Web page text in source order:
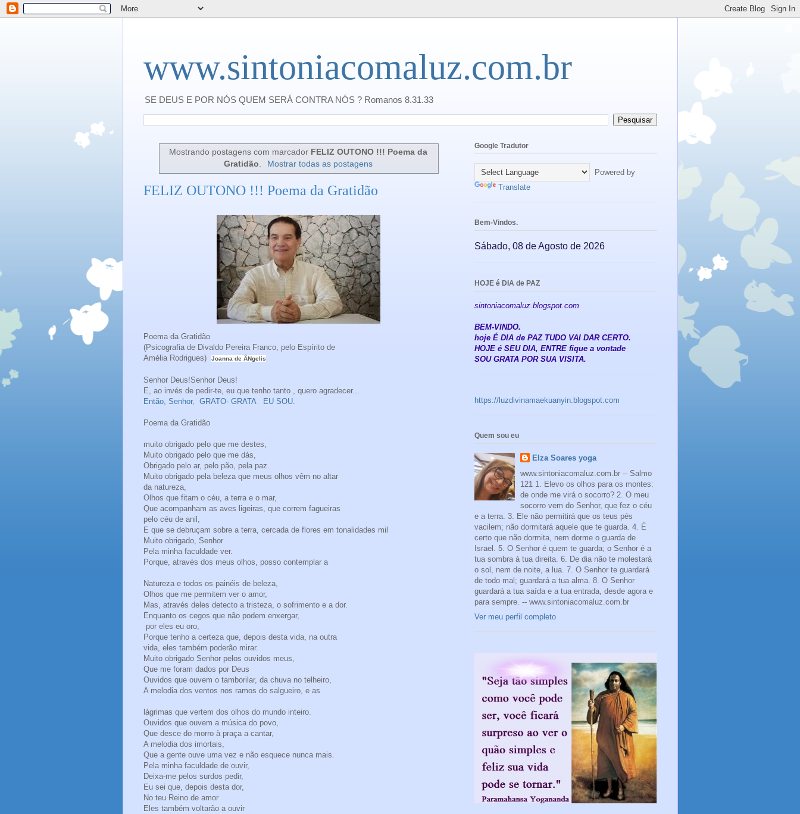
www.sintoniacomaluz.com.br
SE DEUS E POR NÓS QUEM SERÁ CONTRA NÓS ? Romanos 8.31.33
Mostrando postagens com marcador FELIZ OUTONO !!! Poema da
Gratidão. Mostrar todas as postagens
FELIZ OUTONO !!! Poema da Gratidão
Poema da Gratidão
(Psicografia de Divaldo Pereira Franco, pelo Espírito de
Amélia Rodrigues)
Joanna de ÂNgelis
Senhor Deus!Senhor Deus!
E, ao invés de pedir-te, eu que tenho tanto , quero agradecer...
Então, Senhor, GRATO- GRATA EU SOU.
Poema da Gratidão
muito obrigado pelo que me destes,
Muito obrigado pelo que me dás,
Obrigado pelo ar, pelo pão, pela paz.
Muito obrigado pela beleza que meus olhos vêm no altar
da natureza,
Olhos que fitam o céu, a terra e o mar,
Que acompanham as aves ligeiras, que correm fagueiras
pelo céu de anil,
E que se debruçam sobre a terra, cercada de flores em tonalidades mil
Muito obrigado, Senhor
Pela minha faculdade ver.
Porque, através dos meus olhos, posso contemplar a
Natureza e todos os painéis de beleza,
Olhos que me permitem ver o amor,
Mas, através deles detecto a tristeza, o sofrimento e a dor.
Enquanto os cegos que não podem enxergar,
por eles eu oro,
Porque tenho a certeza que, depois desta vida, na outra
vida, eles também poderão mirar.
Muito obrigado Senhor pelos ouvidos meus,
Que me foram dados por Deus
Ouvidos que ouvem o tamborilar, da chuva no telheiro,
A melodia dos ventos nos ramos do salgueiro, e as
lágrimas que vertem dos olhos do mundo inteiro.
Ouvidos que ouvem a música do povo,
Que desce do morro à praça a cantar,
A melodia dos imortais,
Que a gente ouve uma vez e não esquece nunca mais.
Pela minha faculdade de ouvir,
Deixa-me pelos surdos pedir,
Eu sei que, depois desta dor,
No teu Reino de amor
Eles também voltarão a ouvir
Google Tradutor
Powered by
Translate
Bem-Vindos.
Sábado, 08 de Agosto de 2026
HOJE é DIA de PAZ
sintoniacomaluz.blogspot.com
BEM-VINDO.
hoje É DIA de PAZ TUDO VAI DAR CERTO.
HOJE é SEU DIA, ENTRE fique a vontade
SOU GRATA POR SUA VISITA.
https://luzdivinamaekuanyin.blogspot.com
Quem sou eu
Elza Soares yoga
www.sintoniacomaluz.com.br -- Salmo
121 1. Elevo os olhos para os montes:
de onde me virá o socorro? 2. O meu
socorro vem do Senhor, que fez o céu
e a terra. 3. Ele não permitirá que os teus pés
vacilem; não dormitará aquele que te guarda. 4. É
certo que não dormita, nem dorme o guarda de
Israel. 5. O Senhor é quem te guarda; o Senhor é a
tua sombra à tua direita. 6. De dia não te molestará
o sol, nem de noite, a lua. 7. O Senhor te guardará
de todo mal; guardará a tua alma. 8. O Senhor
guardará a tua saída e a tua entrada, desde agora e
para sempre. -- www.sintoniacomaluz.com.br
Ver meu perfil completo